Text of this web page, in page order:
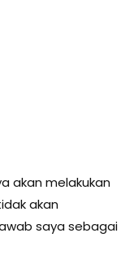
akan melakukan
akan
saya sebagai